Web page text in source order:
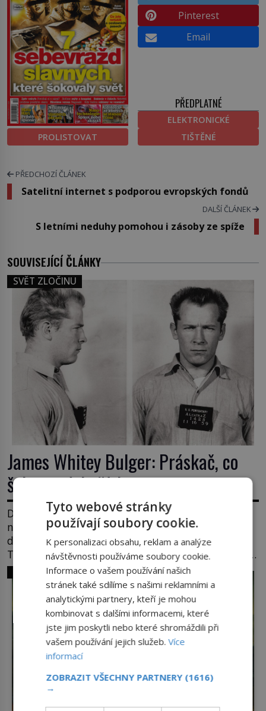
PROLISTOVAT
Pinterest
Email
PŘEDPLATNÉ
ELEKTRONICKÉ
TIŠTĚNÉ
PŘEDCHOZÍ ČLÁNEK
Satelitní internet s podporou evropských fondů
DALŠÍ ČLÁNEK
S letními neduhy pomohou i zásoby ze spíže
SOUVISEJÍCÍ ČLÁNKY
SVĚT ZLOČINU
James Whitey Bulger: Práskač, co
šel po práskačích
Dlouhé roky se v USA drží mezi desítkou
nejhledanějších mužů a dopracuje to až na číslo
dvě – hned po Usámovi bin Ládinovi (1957–2011).
To je James „Whitey“ Bulger (1929–2018) viněný ze
spoluúčasti na 19 vraždách, vydírání a lichvy. A
samozřejmě, krom toho je ještě drogový dealer,
který neváhá odstranit z cesty všechny práskače,
zatímco […]
SVĚT ZLOČINU
Tyto webové stránky
používají soubory cookie.
K personalizaci obsahu, reklam a analýze
návštěvnosti používáme soubory cookie.
Informace o vašem používání našich
stránek také sdílíme s našimi reklamními a
analytickými partnery, kteří je mohou
kombinovat s dalšími informacemi, které
jste jim poskytli nebo které shromáždili při
vašem používání jejich služeb.Více
informací
ZOBRAZIT VŠECHNY PARTNERY (1616)
→